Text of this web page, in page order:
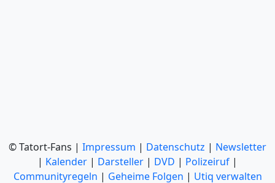
© Tatort-Fans | Impressum | Datenschutz | Newsletter
| Kalender | Darsteller | DVD | Polizeiruf |
Communityregeln | Geheime Folgen | Utiq verwalten